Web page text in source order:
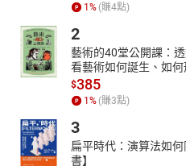
我尋覓了一生，還是不知道你究
許，一本又一本的筆記都是編織
的幻夢，但這些荒誕的紀錄，卻
【書封設計說明／之一設計】
《惡童三部曲**（
雙胞胎的故事，藉此呼應殘酷的
**【**各界經典推薦】
1 % (賺4點)
2
藝術的40堂公開課：
看藝術如何誕生、如何
$385
1 % (賺3點)
3
扁平時代：演算法如
書】